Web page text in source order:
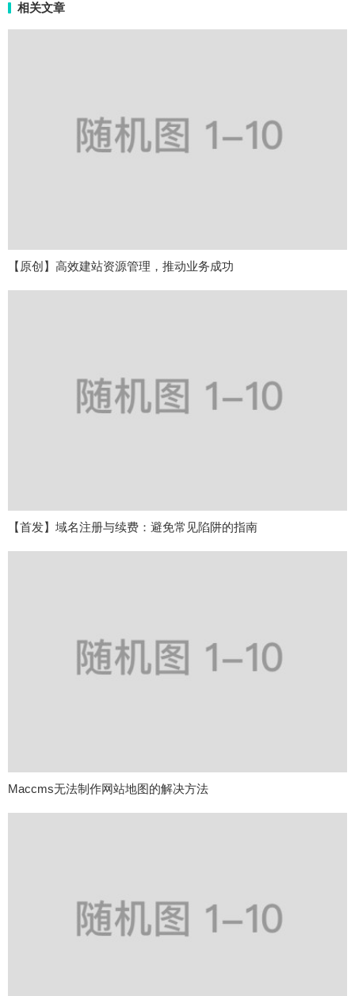
相关文章
【原创】高效建站资源管理，推动业务成功
【首发】域名注册与续费：避免常见陷阱的指南
Maccms无法制作网站地图的解决方法